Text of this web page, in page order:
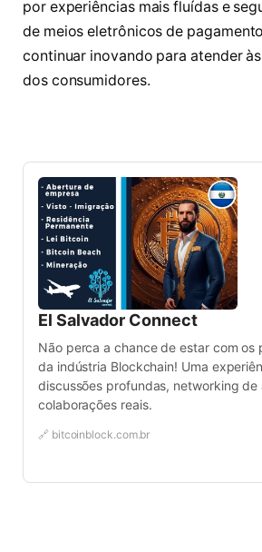
por experiências mais fluídas e
de meios eletrônicos de
continuar inovando para atender
dos consumidores.
El Salvador Connect
Não perca a chance de estar com os
da indústria Blockchain! Uma
discussões profundas, networking
colaborações reais.
🔗 bitcoinblock.com.br